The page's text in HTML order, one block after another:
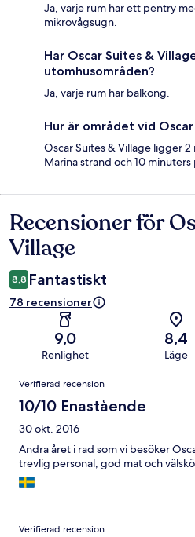
Ja, varje rum har ett pentry
mikrovågsugn.
Har Oscar Suites &
utomhusområden?
Ja, varje rum har balkong.
Hur är området vid
Oscar Suites & Village ligger
Marina strand och 10
Recensioner
Recensioner för
Village
8,8 Fantastiskt
78 recensioner
9,0
Renlighet
8,4
Läge
Recensioner
Verifierad recension
10/10 Enastående
30 okt. 2016
Andra året i rad som vi besöker
trevlig personal, god mat och
Verifierad recension